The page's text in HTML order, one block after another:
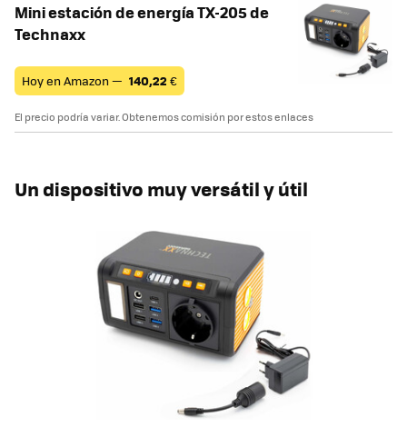
Mini estación de energía TX-205 de
Technaxx
Hoy en Amazon — 140,22 €
El precio podría variar. Obtenemos comisión por estos enlaces
Un dispositivo muy versátil y útil